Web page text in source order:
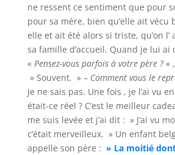
ne ressent ce sentiment que pour
pour sa mère, bien qu’elle ait vécu
elle et ait été alors si triste, qu’on l’
sa famille d’accueil. Quand je lui ai
« Pensez-vous parfois à votre père ?«
» Souvent. » – Comment vous le
Je ne sais pas. Une fois , je l’ai vu
était-ce réel ? C’est le meilleur
me suis levée et j’ai dit : » J’ai vu
c’était merveilleux. » Un enfant
appelle son père : » La moitié